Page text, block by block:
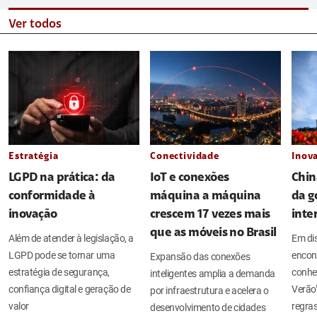
Ver todos
Estratégia
LGPD na prática: da
conformidade à
inovação
Além de atender à legislação, a
LGPD pode se tornar uma
estratégia de segurança,
confiança digital e geração de
valor
Conectividade
IoT e conexões
máquina a máquina
crescem 17 vezes mais
que as móveis no Brasil
Expansão das conexões
inteligentes amplia a demanda
por infraestrutura e acelera o
desenvolvimento de cidades
da
Em